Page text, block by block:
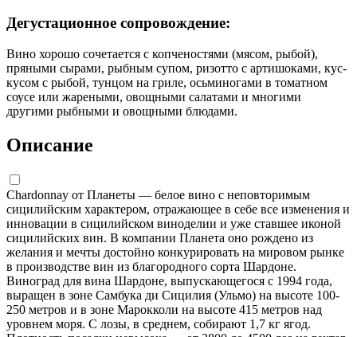
Дегустационное сопровождение:
Вино хорошо сочетается с копченостями (мясом, рыбой),
пряными сырами, рыбным супом, ризотто с артишоками, кус-
кусом с рыбой, тунцом на гриле, осьминогами в томатном
соусе или жареными, овощными салатами и многими
другими рыбными и овощными блюдами.
Описание
Chardonnay от Планеты — белое вино с неповторимым
сицилийским характером, отражающее в себе все изменения и
инновации в сицилийском виноделии и уже ставшее иконой
сицилийских вин. В компании Планета оно рождено из
желания и мечты достойно конкурировать на мировом рынке
в производстве вин из благородного сорта Шардоне.
Виноград для вина Шардоне, выпускающегося с 1994 года,
выращен в зоне Самбука ди Сицилия (Ульмо) на высоте 100-
250 метров и в зоне Марокколи на высоте 415 метров над
уровнем моря. С лозы, в среднем, собирают 1,7 кг ягод.